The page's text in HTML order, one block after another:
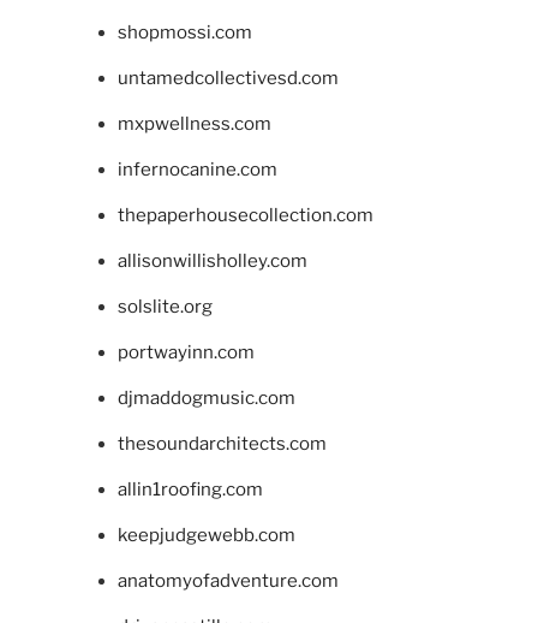
shopmossi.com
untamedcollectivesd.com
mxpwellness.com
infernocanine.com
thepaperhousecollection.com
allisonwillisholley.com
solslite.org
portwayinn.com
djmaddogmusic.com
thesoundarchitects.com
allin1roofing.com
keepjudgewebb.com
anatomyofadventure.com